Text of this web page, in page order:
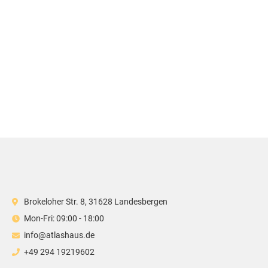
Brokeloher Str. 8, 31628 Landesbergen
Mon-Fri: 09:00 - 18:00
info@atlashaus.de
+49 294 19219602